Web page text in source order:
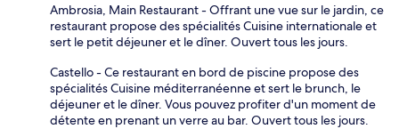
Ambrosia, Main Restaurant - Offrant une vue sur le jardin, ce
restaurant propose des spécialités Cuisine internationale et
sert le petit déjeuner et le dîner. Ouvert tous les jours.
Castello - Ce restaurant en bord de piscine propose des
spécialités Cuisine méditerranéenne et sert le brunch, le
déjeuner et le dîner. Vous pouvez profiter d'un moment de
détente en prenant un verre au bar. Ouvert tous les jours.